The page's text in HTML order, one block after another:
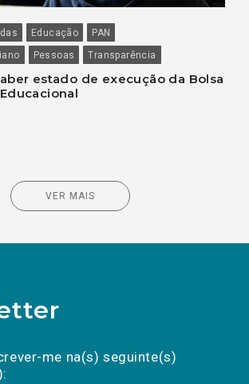
Educação
PAN
Pessoas Transparência
estado de execução da Bolsa
VER MAIS
me na(s) seguinte(s)